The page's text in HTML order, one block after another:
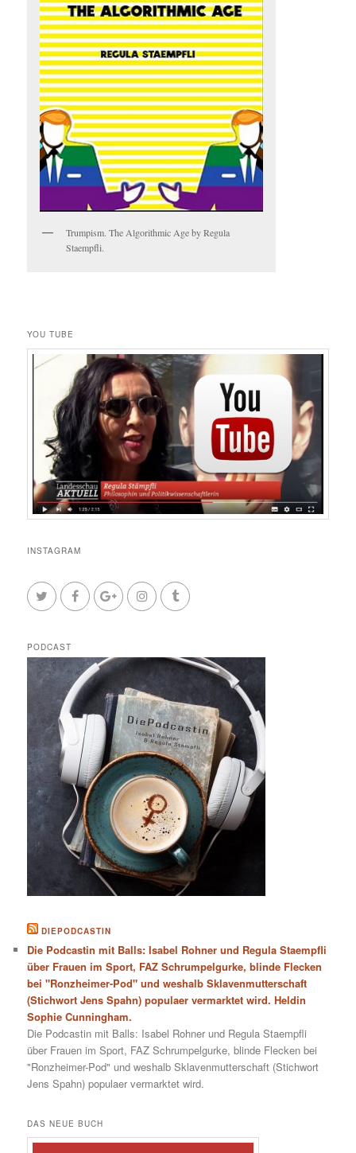
Trumpism. The Algorithmic Age by Regula
Staempfli.
YOU TUBE
INSTAGRAM
PODCAST
DIEPODCASTIN
Die Podcastin mit Balls: Isabel Rohner und Regula Staempfli
über Frauen im Sport, FAZ Schrumpelgurke, blinde Flecken
bei "Ronzheimer-Pod" und weshalb Sklavenmutterschaft
(Stichwort Jens Spahn) populaer vermarktet wird. Heldin
Sophie Cunningham.
Die Podcastin mit Balls: Isabel Rohner und Regula Staempfli
über Frauen im Sport, FAZ Schrumpelgurke, blinde Flecken bei
"Ronzheimer-Pod" und weshalb Sklavenmutterschaft (Stichwort
Jens Spahn) populaer vermarktet wird.
DAS NEUE BUCH